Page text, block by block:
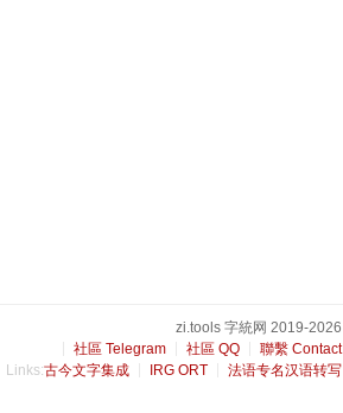
zi.tools 字統网 2019-2026
社區 Telegram
社區 QQ
聯繫 Contact
Links:古今文字集成 IRG ORT 法语专名汉语转写